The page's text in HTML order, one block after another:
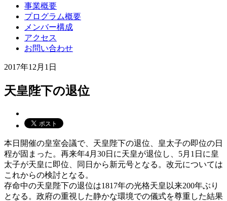
事業概要
プログラム概要
メンバー構成
アクセス
お問い合わせ
2017年12月1日
天皇陛下の退位
本日開催の皇室会議で、天皇陛下の退位、皇太子の即位の日
程が固まった。再来年4月30日に天皇が退位し、5月1日に皇
太子が天皇に即位、同日から新元号となる。改元については
これからの検討となる。
存命中の天皇陛下の退位は1817年の光格天皇以来200年ぶり
となる。政府の重視した静かな環境での儀式を尊重した結果